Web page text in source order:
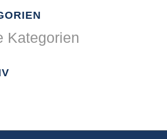
Kategorien